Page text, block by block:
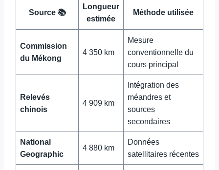
Source 📚
Longueur
estimée
Méthode utilisée
Commission
du Mékong
4 350 km
Mesure
conventionnelle du
cours principal
Relevés
chinois
4 909 km
Intégration des
méandres et
sources
secondaires
National
Geographic
4 880 km
Données
satellitaires récentes